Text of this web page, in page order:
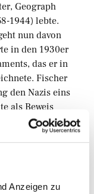
Anzeigen zu
Geograph
1944) lebte.
nun davon
in den 1930er
das er in
Fischer
den Nazis eins
als Beweis
nach Lesart
entdeckten,
Kirche